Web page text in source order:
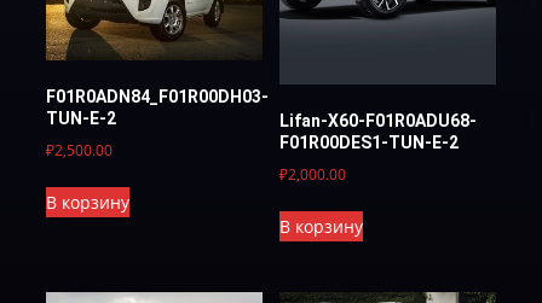
F01R0ADN84_F01R00DH03-
TUN-E-2
₽2,500.00
В корзину
Lifan-X60-F01R0ADU68-
F01R00DES1-TUN-E-2
₽2,000.00
В корзину